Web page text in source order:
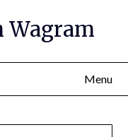
Wagram
Menu